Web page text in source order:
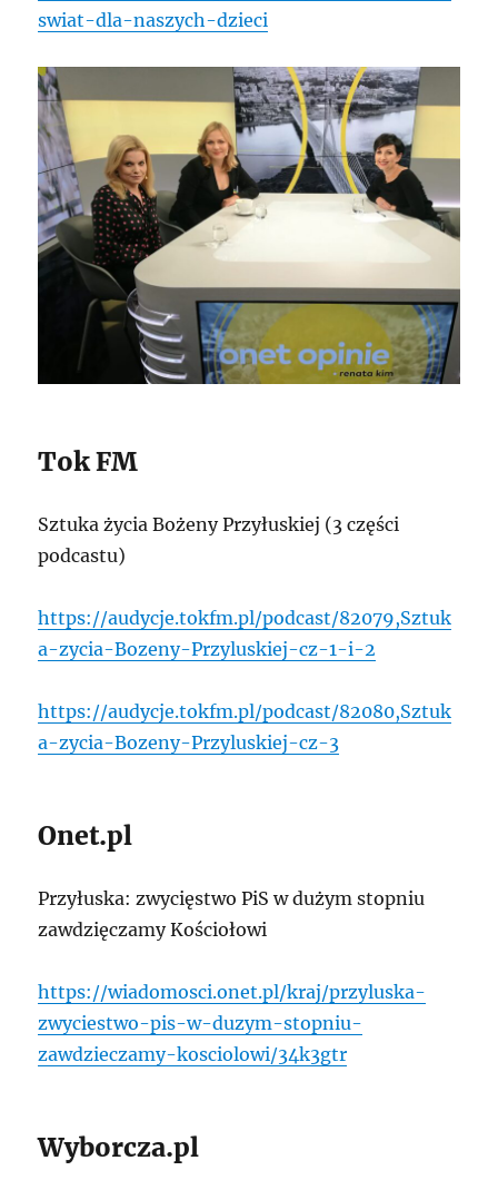
swiat-dla-naszych-dzieci
Tok FM
Sztuka życia Bożeny Przyłuskiej (3 części
podcastu)
https://audycje.tokfm.pl/podcast/82079,Sztuk
a-zycia-Bozeny-Przyluskiej-cz-1-i-2
https://audycje.tokfm.pl/podcast/82080,Sztuk
a-zycia-Bozeny-Przyluskiej-cz-3
Onet.pl
Przyłuska: zwycięstwo PiS w dużym stopniu
zawdzięczamy Kościołowi
https://wiadomosci.onet.pl/kraj/przyluska-
zwyciestwo-pis-w-duzym-stopniu-
zawdzieczamy-kosciolowi/34k3gtr
Wyborcza.pl